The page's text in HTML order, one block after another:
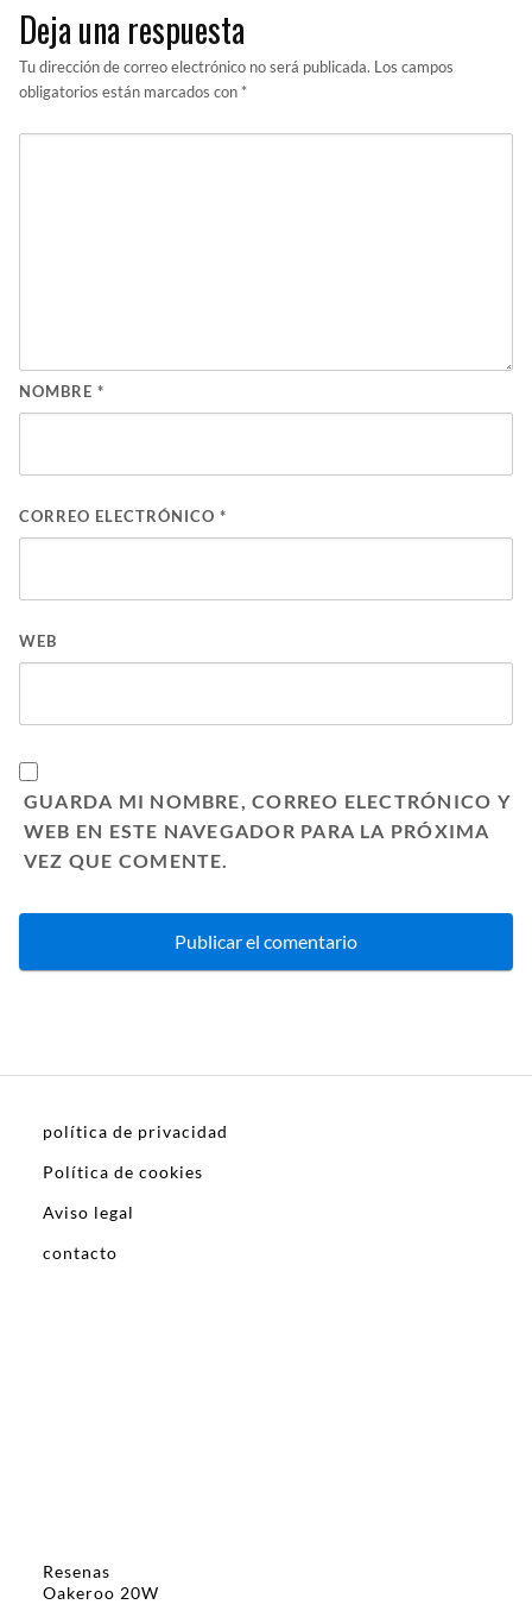
Deja una respuesta
Tu dirección de correo electrónico no será publicada. Los campos
obligatorios están marcados con *
NOMBRE *
CORREO ELECTRÓNICO *
WEB
GUARDA MI NOMBRE, CORREO ELECTRÓNICO Y
WEB EN ESTE NAVEGADOR PARA LA PRÓXIMA
VEZ QUE COMENTE.
política de privacidad
Política de cookies
Aviso legal
contacto
Resenas
Oakeroo 20W